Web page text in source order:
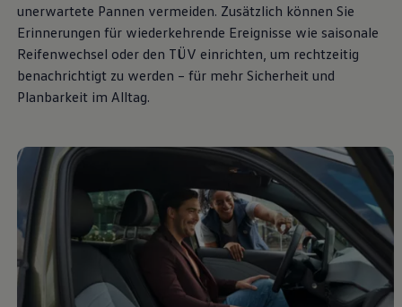
unerwartete Pannen vermeiden. Zusätzlich können Sie
Erinnerungen für wiederkehrende Ereignisse wie saisonale
Reifenwechsel oder den TÜV einrichten, um rechtzeitig
benachrichtigt zu werden – für mehr Sicherheit und
Planbarkeit im Alltag.